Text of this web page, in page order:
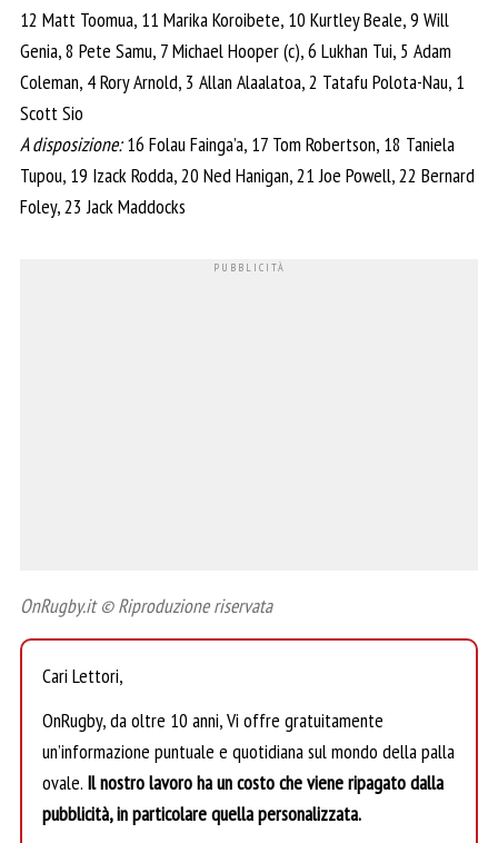
12 Matt Toomua, 11 Marika Koroibete, 10 Kurtley Beale, 9 Will
Genia, 8 Pete Samu, 7 Michael Hooper (c), 6 Lukhan Tui, 5 Adam
Coleman, 4 Rory Arnold, 3 Allan Alaalatoa, 2 Tatafu Polota-Nau, 1
Scott Sio
A disposizione:16 Folau Fainga’a, 17 Tom Robertson, 18 Taniela
Tupou, 19 Izack Rodda, 20 Ned Hanigan, 21 Joe Powell, 22 Bernard
Foley, 23 Jack Maddocks
OnRugby.it © Riproduzione riservata
Cari Lettori,
OnRugby, da oltre 10 anni, Vi offre gratuitamente
un’informazione puntuale e quotidiana sul mondo della palla
ovale. Il nostro lavoro ha un costo che viene ripagato dalla
pubblicità, in particolare quella personalizzata.